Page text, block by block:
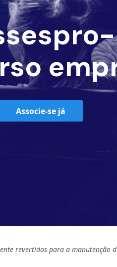
Associe-se já
revertidos para a